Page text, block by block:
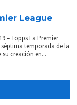
League
– Topps La Premier
séptima temporada de la
creación en...